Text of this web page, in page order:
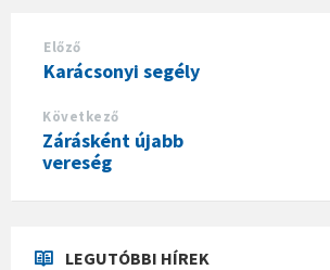
Előző
Karácsonyi segély
Következő
Zárásként újabb
vereség
LEGUTÓBBI HÍREK